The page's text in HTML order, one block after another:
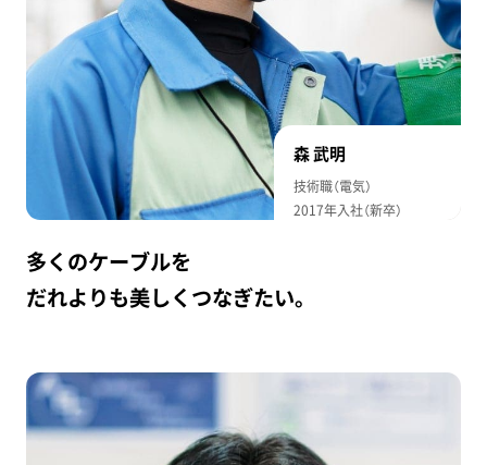
森 武明
技術職（電気）
2017年入社（新卒）
多くのケーブルを
だれよりも美しくつなぎたい。